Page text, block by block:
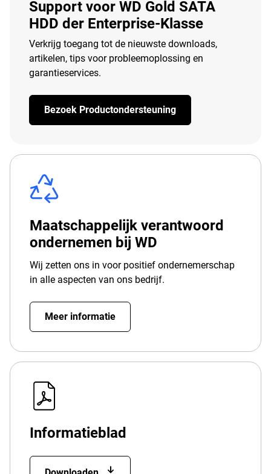
Support voor WD Gold SATA
HDD der Enterprise-Klasse
Verkrijg toegang tot de nieuwste downloads,
artikelen, tips voor probleemoplossing en
garantieservices.
Bezoek Productondersteuning
Maatschappelijk verantwoord
ondernemen bij WD
Wij zetten ons in voor positief ondernemerschap
in alle aspecten van ons bedrijf.
Meer informatie
Informatieblad